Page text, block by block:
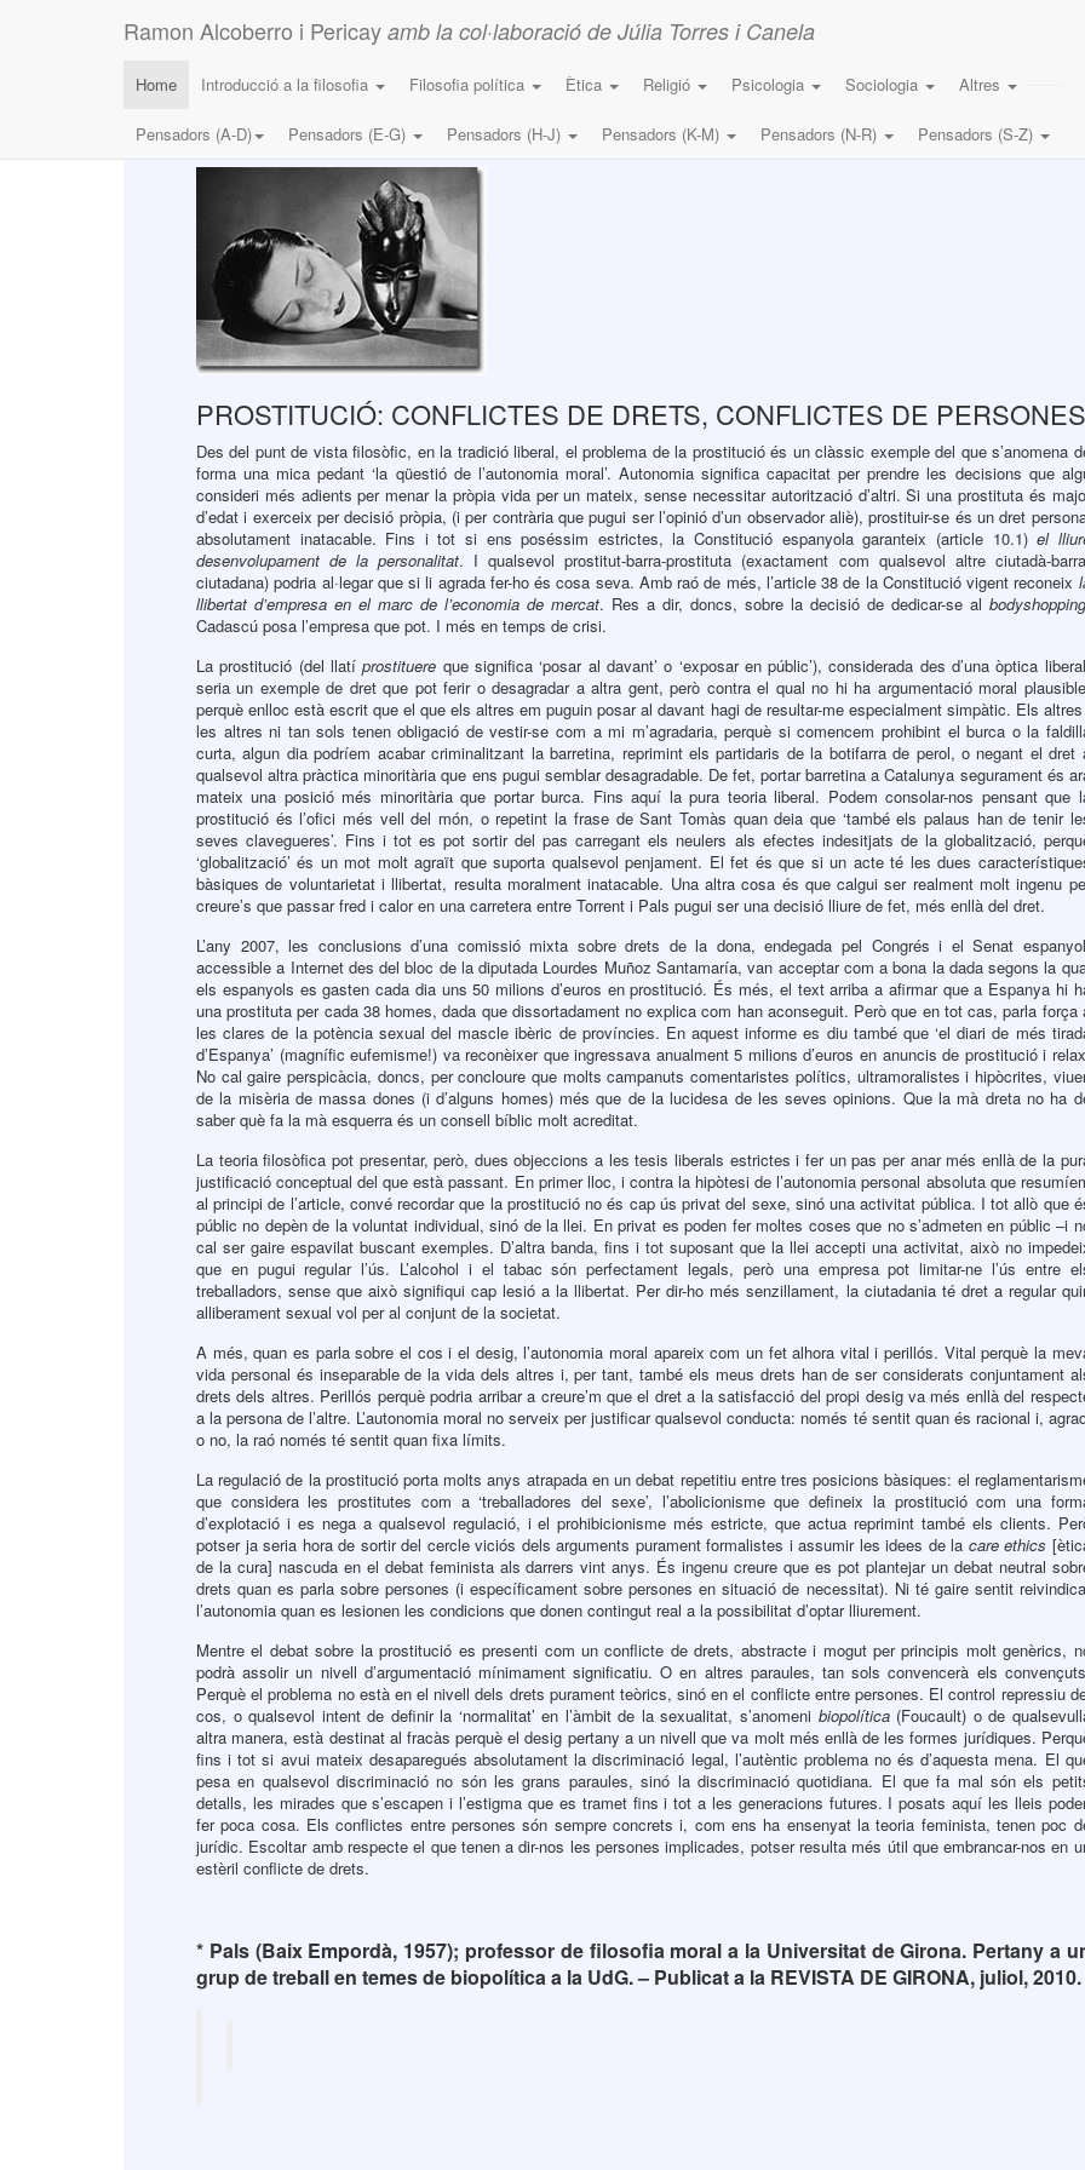
Ramon Alcoberro i Pericay amb la col·laboració de Júlia Torres i Canela
Home Introducció a la filosofia Filosofia política Ètica Religió Psicologia Sociologia Altres
Pensadors (A-D) Pensadors (E-G) Pensadors (H-J) Pensadors (K-M) Pensadors (N-R) Pensadors (S-Z)
PROSTITUCIÓ: CONFLICTES DE DRETS, CONFLICTES DE PERSONES
Des del punt de vista filosòfic, en la tradició liberal, el problema de la prostitució és un clàssic exemple del que s’anomena
forma una mica pedant ‘la qüestió de l’autonomia moral’. Autonomia significa capacitat per prendre les decisions que
consideri més adients per menar la pròpia vida per un mateix, sense necessitar autorització d’altri. Si una prostituta és
d’edat i exerceix per decisió pròpia, (i per contrària que pugui ser l’opinió d’un observador aliè), prostituir-se és un dret
absolutament inatacable. Fins i tot si ens poséssim estrictes, la Constitució espanyola garanteix (article 10.1)el
desenvolupament de la personalitat. I qualsevol prostitut-barra-prostituta (exactament com qualsevol altre ciutadà-
ciutadana) podria al·legar que si li agrada fer-ho és cosa seva. Amb raó de més, l’article 38 de la Constitució vigent reconeix
llibertat d’empresa en el marc de l’economia de mercat. Res a dir, doncs, sobre la decisió de dedicar-se al bodyshopping
Cadascú posa l’empresa que pot. I més en temps de crisi.
La prostitució (del llatíprostituere que significa ‘posar al davant’ o ‘exposar en públic’), considerada des d’una òptica
seria un exemple de dret que pot ferir o desagradar a altra gent, però contra el qual no hi ha argumentació moral
perquè enlloc està escrit que el que els altres em puguin posar al davant hagi de resultar-me especialment simpàtic. Els
les altres ni tan sols tenen obligació de vestir-se com a mi m’agradaria, perquè si comencem prohibint el burca o la
curta, algun dia podríem acabar criminalitzant la barretina, reprimint els partidaris de la botifarra de perol, o negant el dret
qualsevol altra pràctica minoritària que ens pugui semblar desagradable. De fet, portar barretina a Catalunya segurament és
mateix una posició més minoritària que portar burca. Fins aquí la pura teoria liberal. Podem consolar-nos pensant que
prostitució és l’ofici més vell del món, o repetint la frase de Sant Tomàs quan deia que ‘també els palaus han de tenir
seves clavegueres’. Fins i tot es pot sortir del pas carregant els neulers als efectes indesitjats de la globalització,
‘globalització’ és un mot molt agraït que suporta qualsevol penjament. El fet és que si un acte té les dues
bàsiques de voluntarietat i llibertat, resulta moralment inatacable. Una altra cosa és que calgui ser realment molt ingenu
creure’s que passar fred i calor en una carretera entre Torrent i Pals pugui ser una decisió lliure de fet, més enllà del dret.
L’any 2007, les conclusions d’una comissió mixta sobre drets de la dona, endegada pel Congrés i el Senat
accessible a Internet des del bloc de la diputada Lourdes Muñoz Santamaría, van acceptar com a bona la dada segons la
els espanyols es gasten cada dia uns 50 milions d’euros en prostitució. És més, el text arriba a afirmar que a Espanya hi
una prostituta per cada 38 homes, dada que dissortadament no explica com han aconseguit. Però que en tot cas, parla força
les clares de la potència sexual del mascle ibèric de províncies. En aquest informe es diu també que ‘el diari de més
d’Espanya’ (magnífic eufemisme!) va reconèixer que ingressava anualment 5 milions d’euros en anuncis de prostitució i
No cal gaire perspicàcia, doncs, per concloure que molts campanuts comentaristes polítics, ultramoralistes i hipòcrites,
de la misèria de massa dones (i d’alguns homes) més que de la lucidesa de les seves opinions. Que la mà dreta no ha
saber què fa la mà esquerra és un consell bíblic molt acreditat.
La teoria filosòfica pot presentar, però, dues objeccions a les tesis liberals estrictes i fer un pas per anar més enllà de la
justificació conceptual del que està passant. En primer lloc, i contra la hipòtesi de l’autonomia personal absoluta que
al principi de l’article, convé recordar que la prostitució no és cap ús privat del sexe, sinó una activitat pública. I tot allò que
públic no depèn de la voluntat individual, sinó de la llei. En privat es poden fer moltes coses que no s’admeten en públic –i
cal ser gaire espavilat buscant exemples. D’altra banda, fins i tot suposant que la llei accepti una activitat, això no
que en pugui regular l’ús. L’alcohol i el tabac són perfectament legals, però una empresa pot limitar-ne l’ús entre
treballadors, sense que això signifiqui cap lesió a la llibertat. Per dir-ho més senzillament, la ciutadania té dret a regular
alliberament sexual vol per al conjunt de la societat.
A més, quan es parla sobre el cos i el desig, l’autonomia moral apareix com un fet alhora vital i perillós. Vital perquè la
vida personal és inseparable de la vida dels altres i, per tant, també els meus drets han de ser considerats conjuntament
drets dels altres. Perillós perquè podria arribar a creure’m que el dret a la satisfacció del propi desig va més enllà del
a la persona de l’altre. L’autonomia moral no serveix per justificar qualsevol conducta: només té sentit quan és racional i,
o no, la raó només té sentit quan fixa límits.
La regulació de la prostitució porta molts anys atrapada en un debat repetitiu entre tres posicions bàsiques: el
que considera les prostitutes com a ‘treballadores del sexe’, l’abolicionisme que defineix la prostitució com una
d’explotació i es nega a qualsevol regulació, i el prohibicionisme més estricte, que actua reprimint també els clients.
potser ja seria hora de sortir del cercle viciós dels arguments purament formalistes i assumir les idees de la care ethics
de la cura] nascuda en el debat feminista als darrers vint anys. És ingenu creure que es pot plantejar un debat neutral
drets quan es parla sobre persones (i específicament sobre persones en situació de necessitat). Ni té gaire sentit
l’autonomia quan es lesionen les condicions que donen contingut real a la possibilitat d’optar lliurement.
Mentre el debat sobre la prostitució es presenti com un conflicte de drets, abstracte i mogut per principis molt genèrics,
podrà assolir un nivell d’argumentació mínimament significatiu. O en altres paraules, tan sols convencerà els
Perquè el problema no està en el nivell dels drets purament teòrics, sinó en el conflicte entre persones. El control repressiu
cos, o qualsevol intent de definir la ‘normalitat’ en l’àmbit de la sexualitat, s’anomeni biopolítica (Foucault) o de
altra manera, està destinat al fracàs perquè el desig pertany a un nivell que va molt més enllà de les formes jurídiques.
fins i tot si avui mateix desaparegués absolutament la discriminació legal, l’autèntic problema no és d’aquesta mena. El
pesa en qualsevol discriminació no són les grans paraules, sinó la discriminació quotidiana. El que fa mal són els
detalls, les mirades que s’escapen i l’estigma que es tramet fins i tot a les generacions futures. I posats aquí les lleis
fer poca cosa. Els conflictes entre persones són sempre concrets i, com ens ha ensenyat la teoria feminista, tenen poc
jurídic. Escoltar amb respecte el que tenen a dir-nos les persones implicades, potser resulta més útil que embrancar-nos en
estèril conflicte de drets.
* Pals (Baix Empordà, 1957); professor de filosofia moral a la Universitat de Girona. Pertany a
grup de treball en temes de biopolítica a la UdG. – Publicat a la REVISTA DE GIRONA, juliol, 2010.